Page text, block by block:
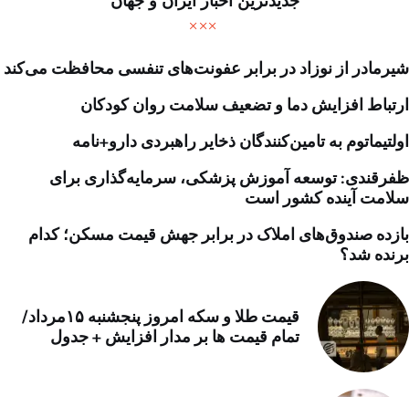
شیرمادر از نوزاد در برابر عفونت‌های تنفسی محافظت می‌کند
ارتباط افزایش دما و تضعیف سلامت روان کودکان
اولتیماتوم به تامین‌کنندگان ذخایر راهبردی دارو+نامه
ظفرقندی: توسعه آموزش پزشکی، سرمایه‌گذاری برای
سلامت آینده کشور است
بازده صندوق‌های املاک در برابر جهش قیمت مسکن؛ کدام
برنده شد؟
قیمت طلا و سکه امروز پنجشنبه ۱۵مرداد/
تمام قیمت ها بر مدار افزایش + جدول